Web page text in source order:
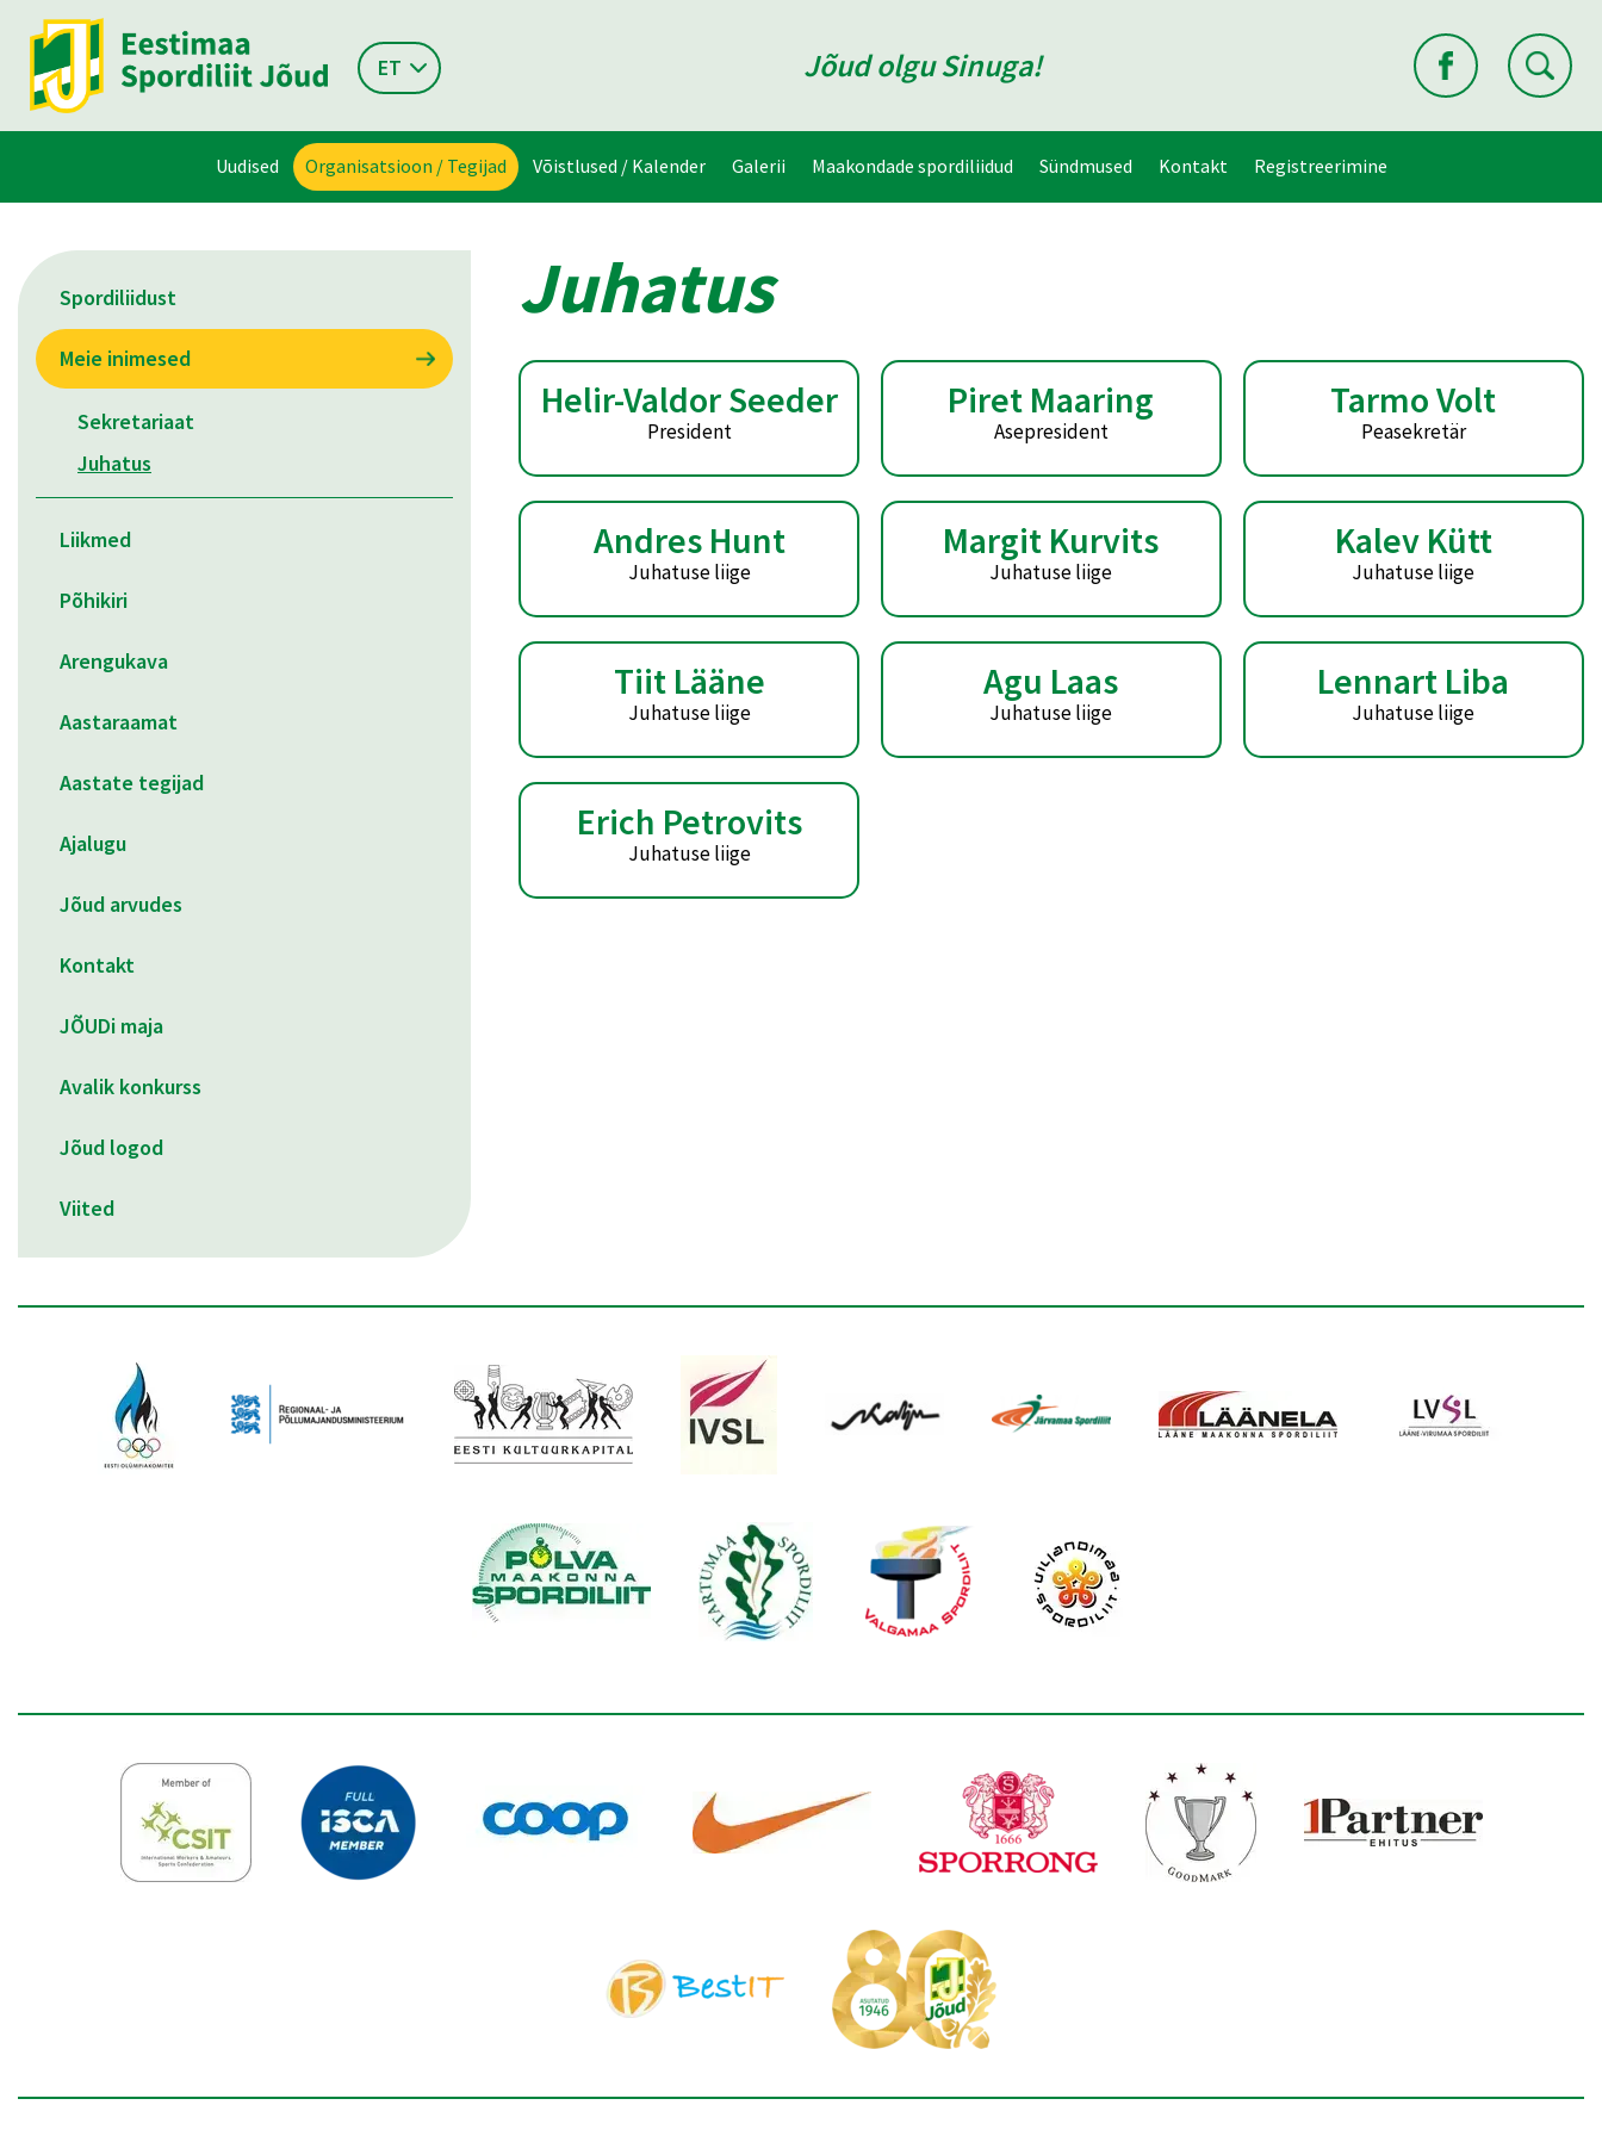
ET Jõud olgu Sinuga!
Uudised Organisatsioon / Tegijad Võistlused / Kalender Galerii Maakondade spordiliidud Sündmused Kontakt Registreerimine
Spordiliidust
Meie inimesed
Sekretariaat
Juhatus
Liikmed
Põhikiri
Arengukava
Aastaraamat
Aastate tegijad
Ajalugu
Jõud arvudes
Kontakt
JÕUDi maja
Avalik konkurss
Jõud logod
Viited
Juhatus
Helir-Valdor Seeder
President
Piret Maaring
Asepresident
Tarmo Volt
Peasekretär
Andres Hunt
Juhatuse liige
Margit Kurvits
Juhatuse liige
Kalev Kütt
Juhatuse liige
Tiit Lääne
Juhatuse liige
Agu Laas
Juhatuse liige
Lennart Liba
Juhatuse liige
Erich Petrovits
Juhatuse liige